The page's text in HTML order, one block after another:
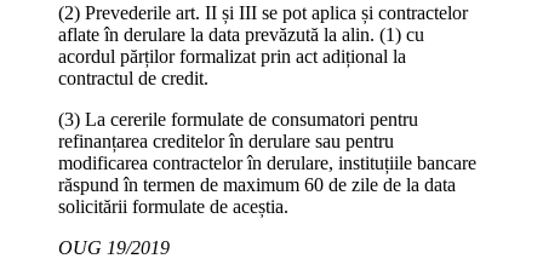
(2) Prevederile art. II și III se pot aplica și contractelor
aflate în derulare la data prevăzută la alin. (1) cu
acordul părților formalizat prin act adițional la
contractul de credit.
(3) La cererile formulate de consumatori pentru
refinanțarea creditelor în derulare sau pentru
modificarea contractelor în derulare, instituțiile bancare
răspund în termen de maximum 60 de zile de la data
solicitării formulate de aceștia.
OUG 19/2019